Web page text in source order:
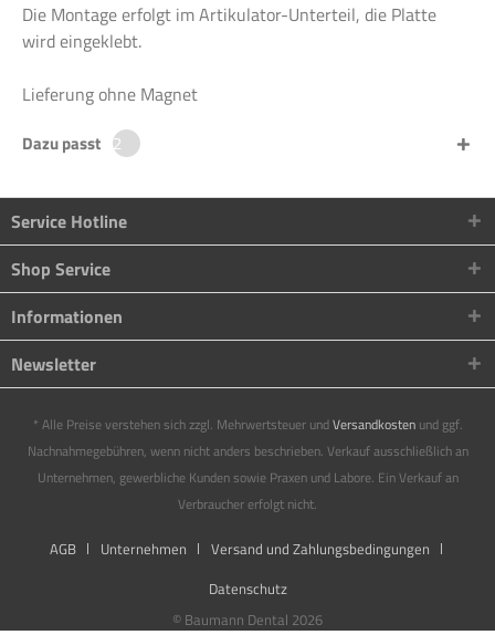
Die Montage erfolgt im Artikulator-Unterteil, die Platte
wird eingeklebt.
Lieferung ohne Magnet
Dazu passt 2
Service Hotline
Shop Service
Informationen
Newsletter
* Alle Preise verstehen sich zzgl. Mehrwertsteuer undVersandkostenund ggf.
Nachnahmegebühren, wenn nicht anders beschrieben. Verkauf ausschließlich an
Unternehmen, gewerbliche Kunden sowie Praxen und Labore. Ein Verkauf an
Verbraucher erfolgt nicht.
AGB Unternehmen
Versand und Zahlungsbedingungen
Datenschutz
© Baumann Dental 2026